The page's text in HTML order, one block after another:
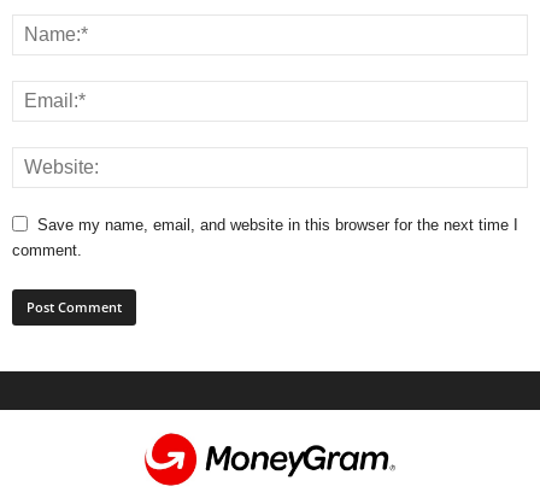
Save my name, email, and website in this browser for the next time I
comment.